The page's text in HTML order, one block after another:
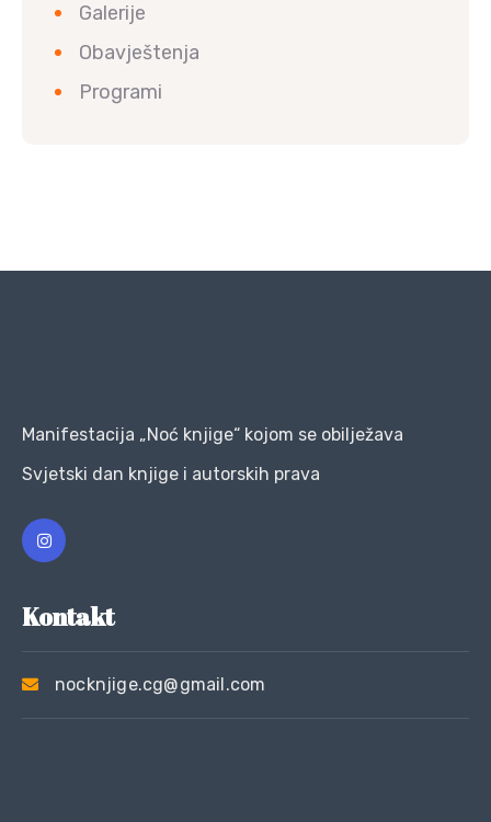
Galerije
Obavještenja
Programi
Manifestacija „Noć knjige“ kojom se obilježava
Svjetski dan knjige i autorskih prava
Kontakt
nocknjige.cg@gmail.com